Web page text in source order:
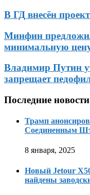
В ГД внесён
Минфин
минимальную
Владимир Путин
запрещает
Последние новости
Трамп
Соединенным
8 января, 2025
Новый Jetour
найдены